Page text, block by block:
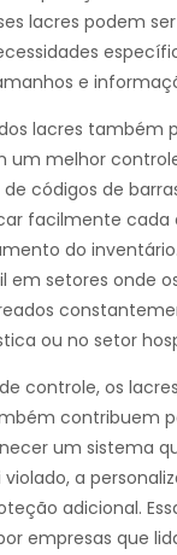
lacres podem
e
lacres também
um melhor
códigos de
facilmente cada
do
em setores onde
ou no setor
controle, os
contribuem
um sistema
a
adicional.
empresas que